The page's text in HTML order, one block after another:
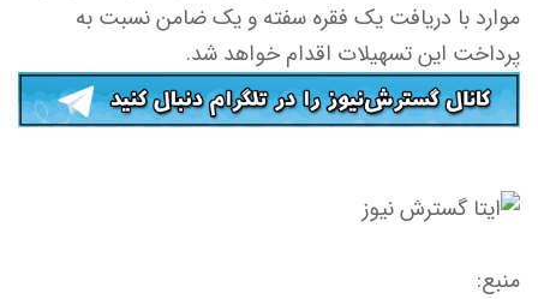
موارد با دریافت یک فقره سفته و یک ضامن نسبت به
پرداخت این تسهیلات اقدام خواهد شد.
منبع: